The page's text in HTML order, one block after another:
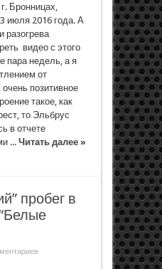
Бронницах,
июля 2016 года. А
разогрева
видео с этого
пара недель, а я
от
позитивное
такое, как
то Эльбрус
в отчете
...Читать далее »
пробег в